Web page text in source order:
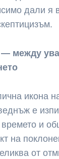
дали я
между
икона
е
времето и
на
от